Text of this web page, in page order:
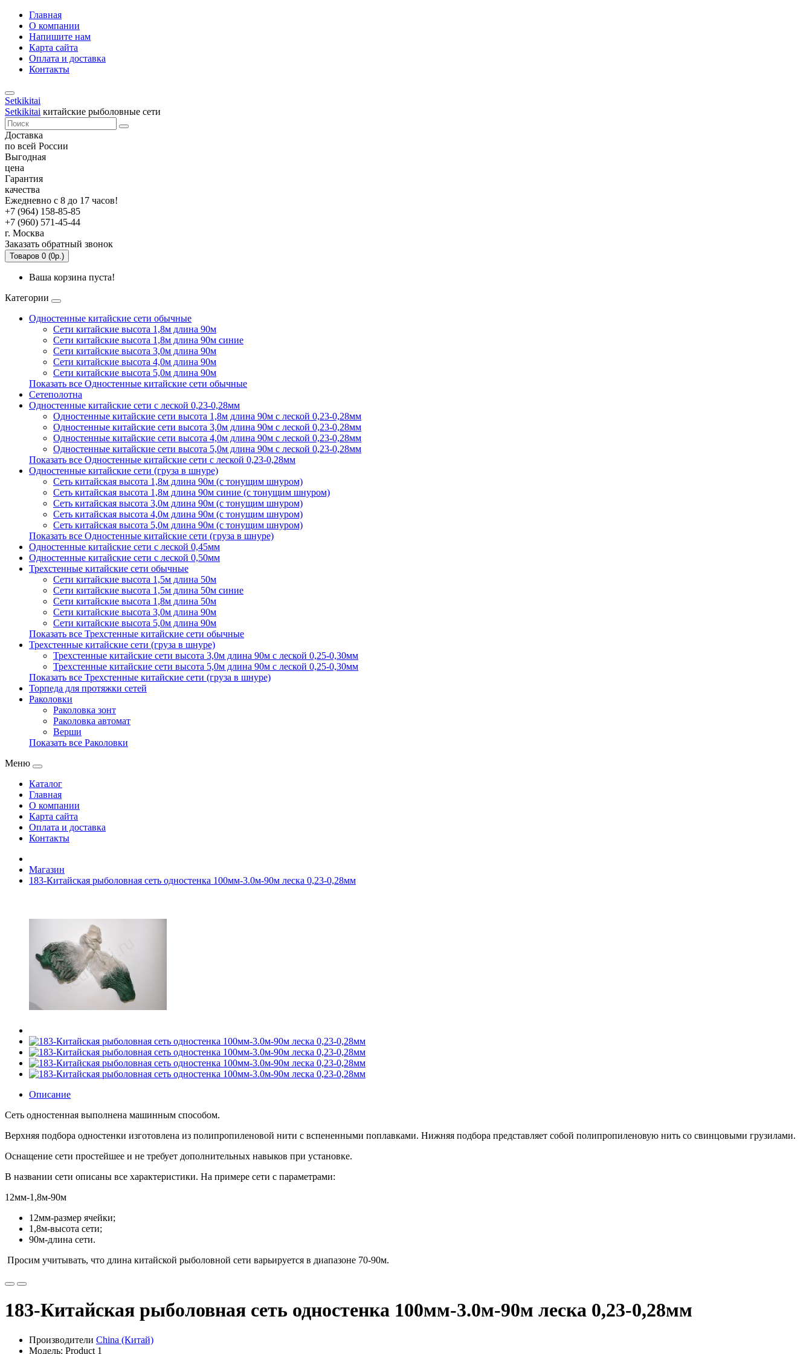
Главная
О компании
Напишите нам
Карта сайта
Оплата и доставка
Контакты
Setkikitai
Setkikitai китайские рыболовные сети
Доставка
по всей России
Выгодная
цена
Гарантия
качества
Ежедневно с 8 до 17 часов!
+7 (964) 158-85-85
+7 (960) 571-45-44
г. Москва
Заказать обратный звонок
Товаров 0 (0р.)
Ваша корзина пуста!
Категории
Одностенные китайские сети обычные
Сети китайские высота 1,8м длина 90м
Сети китайские высота 1,8м длина 90м синие
Сети китайские высота 3,0м длина 90м
Сети китайские высота 4,0м длина 90м
Сети китайские высота 5,0м длина 90м
Показать все Одностенные китайские сети обычные
Сетеполотна
Одностенные китайские сети с леской 0,23-0,28мм
Одностенные китайские сети высота 1,8м длина 90м с леской 0,23-0,28мм
Одностенные китайские сети высота 3,0м длина 90м с леской 0,23-0,28мм
Одностенные китайские сети высота 4,0м длина 90м с леской 0,23-0,28мм
Одностенные китайские сети высота 5,0м длина 90м с леской 0,23-0,28мм
Показать все Одностенные китайские сети с леской 0,23-0,28мм
Одностенные китайские сети (груза в шнуре)
Сеть китайская высота 1,8м длина 90м (с тонущим шнуром)
Сеть китайская высота 1,8м длина 90м синие (с тонущим шнуром)
Сеть китайская высота 3,0м длина 90м (с тонущим шнуром)
Сеть китайская высота 4,0м длина 90м (с тонущим шнуром)
Сеть китайская высота 5,0м длина 90м (с тонущим шнуром)
Показать все Одностенные китайские сети (груза в шнуре)
Одностенные китайские сети с леской 0,45мм
Одностенные китайские сети с леской 0,50мм
Трехстенные китайские сети обычные
Сети китайские высота 1,5м длина 50м
Сети китайские высота 1,5м длина 50м синие
Сети китайские высота 1,8м длина 50м
Сети китайские высота 3,0м длина 90м
Сети китайские высота 5,0м длина 90м
Показать все Трехстенные китайские сети обычные
Трехстенные китайские сети (груза в шнуре)
Трехстенные китайские сети высота 3,0м длина 90м с леской 0,25-0,30мм
Трехстенные китайские сети высота 5,0м длина 90м с леской 0,25-0,30мм
Показать все Трехстенные китайские сети (груза в шнуре)
Торпеда для протяжки сетей
Раколовки
Раколовка зонт
Раколовка автомат
Верши
Показать все Раколовки
Меню
Каталог
Главная
О компании
Карта сайта
Оплата и доставка
Контакты
Магазин
183-Китайская рыболовная сеть одностенка 100мм-3.0м-90м леска 0,23-0,28мм
Описание
Сеть одностенная выполнена машинным способом.
Верхняя подбора одностенки изготовлена из полипропиленовой нити с вспененными поплавками. Нижняя подбора представляет собой полипропиленовую нить со свинцовыми грузилами.
Оснащение сети простейшее и не требует дополнительных навыков при установке.
В названии сети описаны все характеристики. На примере сети с параметрами:
12мм-1,8м-90м
12мм-размер ячейки;
1,8м-высота сети;
90м-длина сети.
Просим учитывать, что длина китайской рыболовной сети варьируется в диапазоне 70-90м.
183-Китайская рыболовная сеть одностенка 100мм-3.0м-90м леска 0,23-0,28мм
Производители China (Китай)
Модель: Product 1